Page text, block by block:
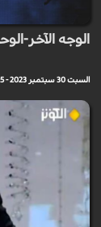
الوجه الآخر-
السبت 30 سبتمبر 2023 - 17:25 بتوقيت مكة